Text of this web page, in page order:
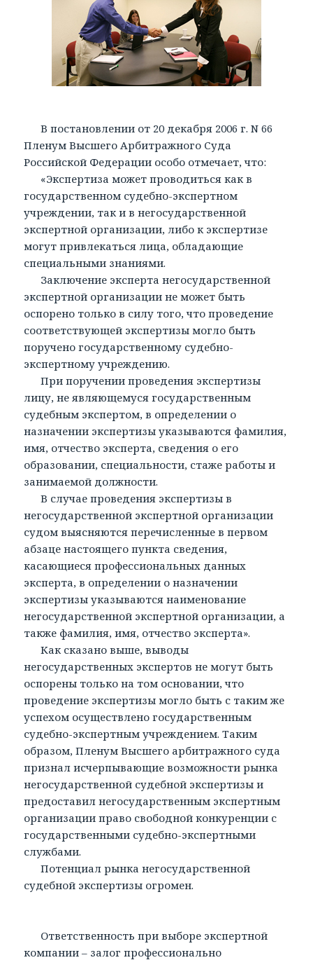
В постановлении от 20 декабря 2006 г. N 66
Пленум Высшего Арбитражного Суда
Российской Федерации особо отмечает, что:
«Экспертиза может проводиться как в
государственном судебно-экспертном
учреждении, так и в негосударственной
экспертной организации, либо к экспертизе
могут привлекаться лица, обладающие
специальными знаниями.
Заключение эксперта негосударственной
экспертной организации не может быть
оспорено только в силу того, что проведение
соответствующей экспертизы могло быть
поручено государственному судебно-
экспертному учреждению.
При поручении проведения экспертизы
лицу, не являющемуся государственным
судебным экспертом, в определении о
назначении экспертизы указываются фамилия,
имя, отчество эксперта, сведения о его
образовании, специальности, стаже работы и
занимаемой должности.
В случае проведения экспертизы в
негосударственной экспертной организации
судом выясняются перечисленные в первом
абзаце настоящего пункта сведения,
касающиеся профессиональных данных
эксперта, в определении о назначении
экспертизы указываются наименование
негосударственной экспертной организации, а
также фамилия, имя, отчество эксперта».
Как сказано выше, выводы
негосударственных экспертов не могут быть
оспорены только на том основании, что
проведение экспертизы могло быть с таким же
успехом осуществлено государственным
судебно-экспертным учреждением. Таким
образом, Пленум Высшего арбитражного суда
признал исчерпывающие возможности рынка
негосударственной судебной экспертизы и
предоставил негосударственным экспертным
организации право свободной конкуренции с
государственными судебно-экспертными
службами.
Потенциал рынка негосударственной
судебной экспертизы огромен.
Ответственность при выборе экспертной
компании – залог профессионально